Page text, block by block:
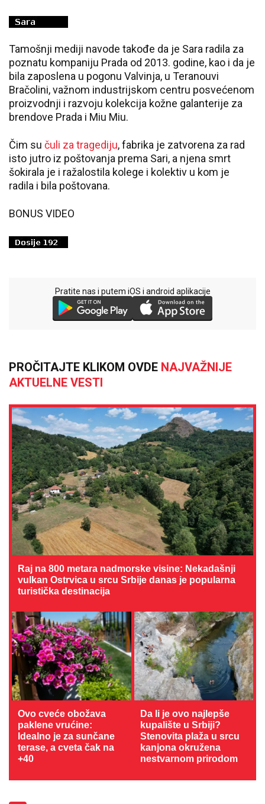
Tamošnji mediji navode takođe da je Sara radila za
poznatu kompaniju Prada od 2013. godine, kao i da je
bila zaposlena u pogonu Valvinja, u Teranouvi
Bračolini, važnom industrijskom centru posvećenom
proizvodnji i razvoju kolekcija kožne galanterije za
brendove Prada i Miu Miu.
Čim su čuli za tragediju, fabrika je zatvorena za rad
isto jutro iz poštovanja prema Sari, a njena smrt
šokirala je i ražalostila kolege i kolektiv u kom je
radila i bila poštovana.
BONUS VIDEO
Pratite nas i putem iOS i android aplikacije
PROČITAJTE KLIKOM OVDE NAJVAŽNIJE
AKTUELNE VESTI
Raj na 800 metara nadmorske visine: Nekadašnji
vulkan Ostrvica u srcu Srbije danas je popularna
turistička destinacija
Ovo cveće obožava
paklene vrućine:
Idealno je za sunčane
terase, a cveta čak na
+40
Da li je ovo najlepše
kupalište u Srbiji?
Stenovita plaža u srcu
kanjona okružena
nestvarnom prirodom